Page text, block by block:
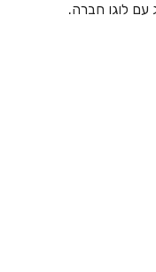
עם לוגו חברה.